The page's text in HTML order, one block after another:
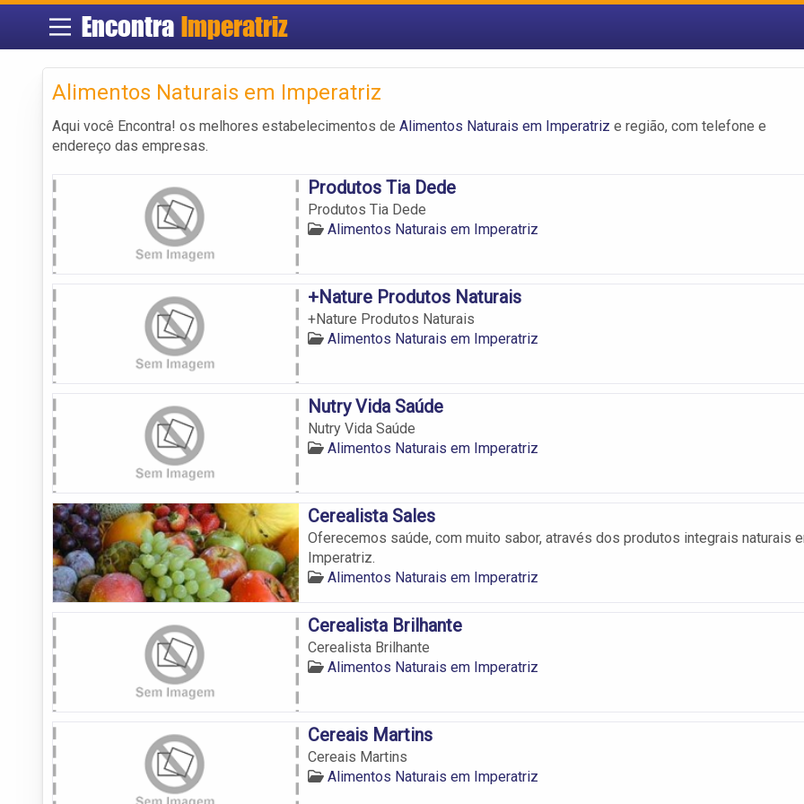
Encontra Imperatriz
Alimentos Naturais em Imperatriz
Aqui você Encontra! os melhores estabelecimentos de Alimentos Naturais em Imperatriz e região, com telefone e
endereço das empresas.
Produtos Tia Dede
Produtos Tia Dede
Alimentos Naturais em Imperatriz
+Nature Produtos Naturais
+Nature Produtos Naturais
Alimentos Naturais em Imperatriz
Nutry Vida Saúde
Nutry Vida Saúde
Alimentos Naturais em Imperatriz
Cerealista Sales
Oferecemos saúde, com muito sabor, através dos produtos integrais naturais
Imperatriz.
Alimentos Naturais em Imperatriz
Cerealista Brilhante
Cerealista Brilhante
Alimentos Naturais em Imperatriz
Cereais Martins
Cereais Martins
Alimentos Naturais em Imperatriz